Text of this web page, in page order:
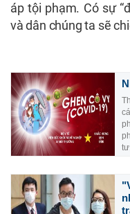
áp tội phạm. Có sự
và dân chúng ta sẽ